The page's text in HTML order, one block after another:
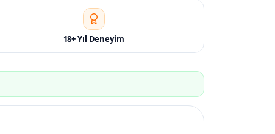
18+ Yıl Deneyim